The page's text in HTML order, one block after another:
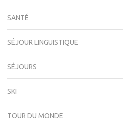
SANTÉ
SÉJOUR LINGUISTIQUE
SÉJOURS
SKI
TOUR DU MONDE